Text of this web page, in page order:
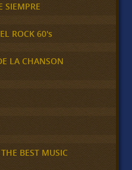
SIEMPRE
ROCK 60's
LA CHANSON
BEST MUSIC